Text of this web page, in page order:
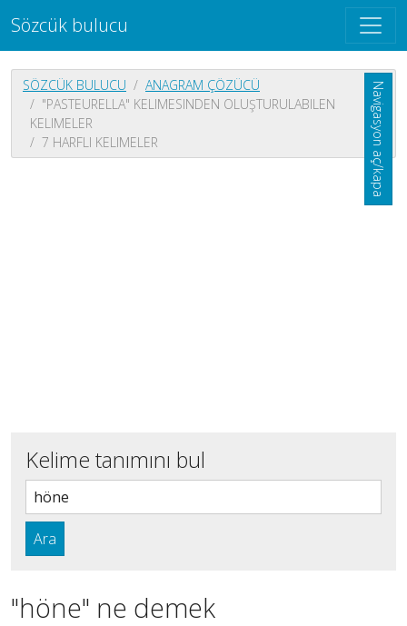
Sözcük bulucu
Navigasyon aç/kapa
SÖZCÜK BULUCU
ANAGRAM ÇÖZÜCÜ
"PASTEURELLA" KELIMESINDEN OLUŞTURULABILEN
KELIMELER
7 HARFLI KELIMELER
Kelime tanımını bul
Ara
"höne" ne demek